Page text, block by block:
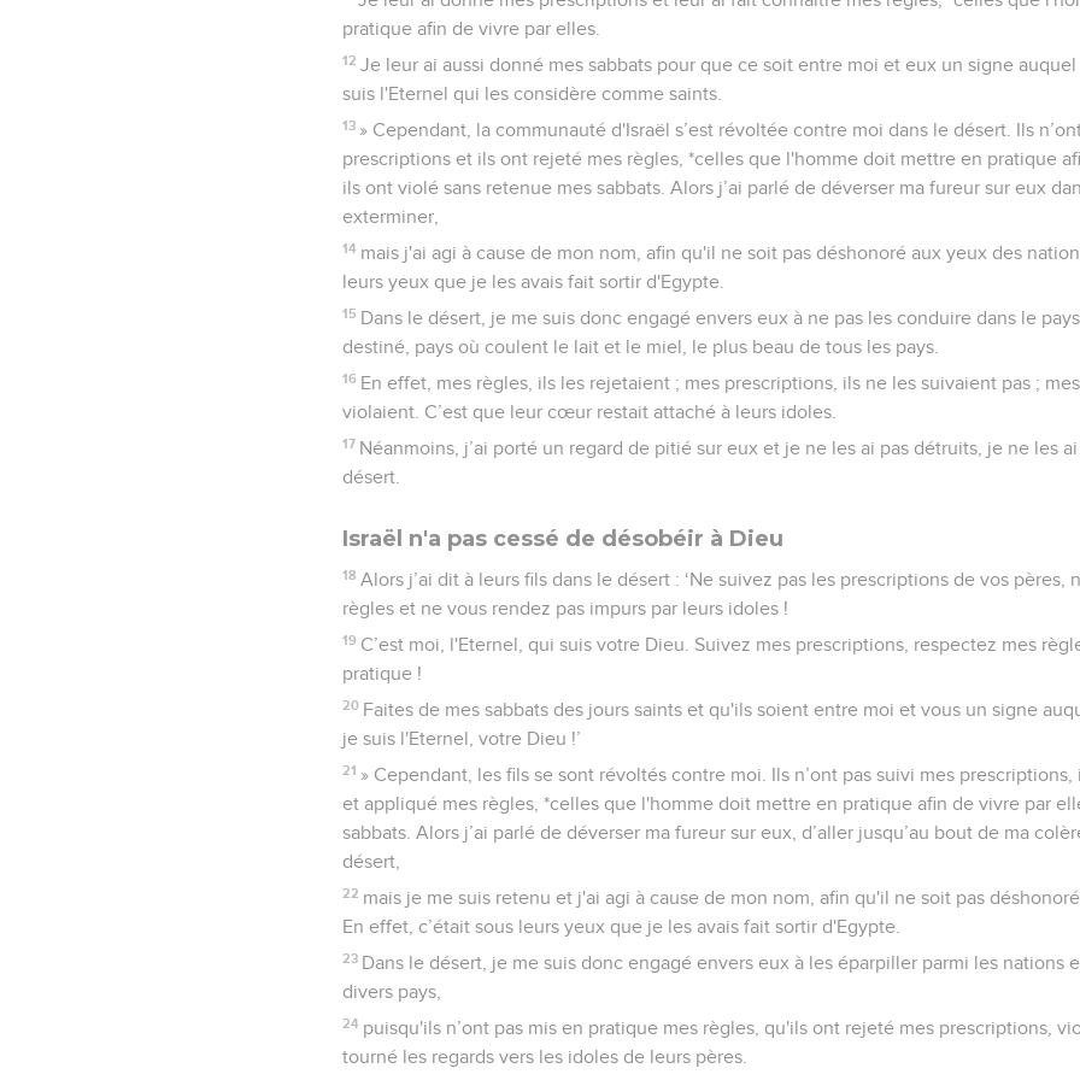
pratique afin de vivre par elles.
12 Je leur ai aussi donné mes sabbats pour que ce soit entre moi et eux un signe
suis l'Eternel qui les considère comme saints.
13 » Cependant, la communauté d'Israël s’est révoltée contre moi dans le désert. Ils
prescriptions et ils ont rejeté mes règles, *celles que l'homme doit mettre en pratique
ils ont violé sans retenue mes sabbats. Alors j’ai parlé de déverser ma fureur sur eux
exterminer,
14 mais j'ai agi à cause de mon nom, afin qu'il ne soit pas déshonoré aux yeux des
leurs yeux que je les avais fait sortir d'Egypte.
15 Dans le désert, je me suis donc engagé envers eux à ne pas les conduire dans le
destiné, pays où coulent le lait et le miel, le plus beau de tous les pays.
16 En effet, mes règles, ils les rejetaient ; mes prescriptions, ils ne les suivaient pas ;
violaient. C’est que leur cœur restait attaché à leurs idoles.
17 Néanmoins, j’ai porté un regard de pitié sur eux et je ne les ai pas détruits, je ne les
désert.
Israël n'a pas cessé de désobéir à Dieu
18 Alors j’ai dit à leurs fils dans le désert : ‘Ne suivez pas les prescriptions de vos pères,
règles et ne vous rendez pas impurs par leurs idoles !
19 C’est moi, l'Eternel, qui suis votre Dieu. Suivez mes prescriptions, respectez mes
pratique !
20 Faites de mes sabbats des jours saints et qu'ils soient entre moi et vous un signe
je suis l'Eternel, votre Dieu !’
21 » Cependant, les fils se sont révoltés contre moi. Ils n’ont pas suivi mes prescriptions,
et appliqué mes règles, *celles que l'homme doit mettre en pratique afin de vivre par
sabbats. Alors j’ai parlé de déverser ma fureur sur eux, d’aller jusqu’au bout de ma
désert,
22 mais je me suis retenu et j'ai agi à cause de mon nom, afin qu'il ne soit pas
En effet, c’était sous leurs yeux que je les avais fait sortir d'Egypte.
23 Dans le désert, je me suis donc engagé envers eux à les éparpiller parmi les nations
divers pays,
24 puisqu'ils n’ont pas mis en pratique mes règles, qu'ils ont rejeté mes prescriptions,
tourné les regards vers les idoles de leurs pères.